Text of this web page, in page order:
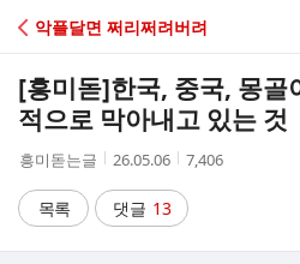
C
A
악플달면 쩌리쩌려버려
[흥미돋]한국, 중국, 몽골
적으로 막아내고 있는 것
작
자
흥미돋는글
작
시
간
26.05.06
조
수
7,406
목록 댓글 13